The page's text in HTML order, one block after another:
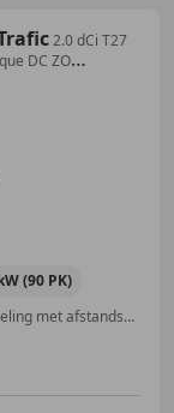
2.0 dCi T27
DC ZO
(90 PK)
Airconditioning, Trekhaak, Centrale deurvergrendeling met afstandsbediening, Startonderbreker, CD, Elektrisch verstelbare buitenspiegels, Elektrische ramen